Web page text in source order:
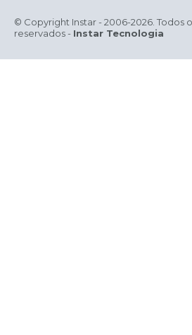
© Copyright Instar - 2006-2026. Todos
reservados - Instar Tecnologia